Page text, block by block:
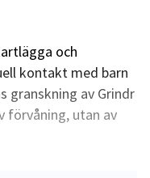
och
kontakt med barn
granskning av Grindr
förvåning, utan av